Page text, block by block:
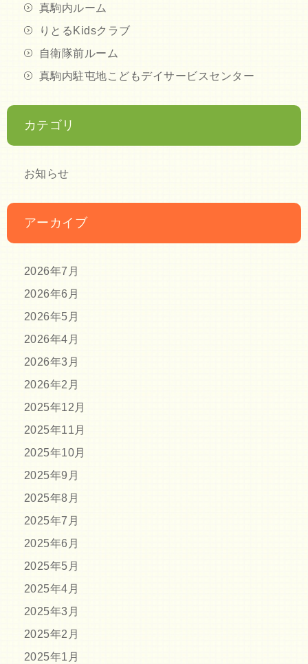
真駒内ルーム
りとるKidsクラブ
自衛隊前ルーム
真駒内駐屯地こどもデイサービスセンター
カテゴリ
お知らせ
アーカイブ
2026年7月
2026年6月
2026年5月
2026年4月
2026年3月
2026年2月
2025年12月
2025年11月
2025年10月
2025年9月
2025年8月
2025年7月
2025年6月
2025年5月
2025年4月
2025年3月
2025年2月
2025年1月